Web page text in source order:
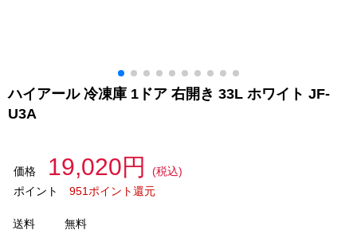
ハイアール 冷凍庫 1ドア 右開き 33L ホワイト JF-
U3A
価格 19,020円
(税込)
ポイント
951ポイント還元
送料
無料